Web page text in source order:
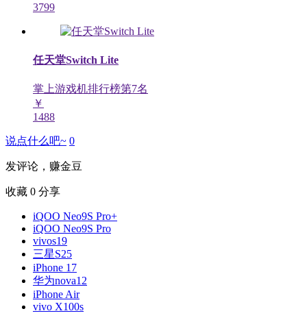
3799
任天堂Switch Lite
掌上游戏机排行榜第7名
￥
1488
说点什么吧~ 0
发评论，赚金豆
收藏 0 分享
iQOO Neo9S Pro+
iQOO Neo9S Pro
vivos19
三星S25
iPhone 17
华为nova12
iPhone Air
vivo X100s